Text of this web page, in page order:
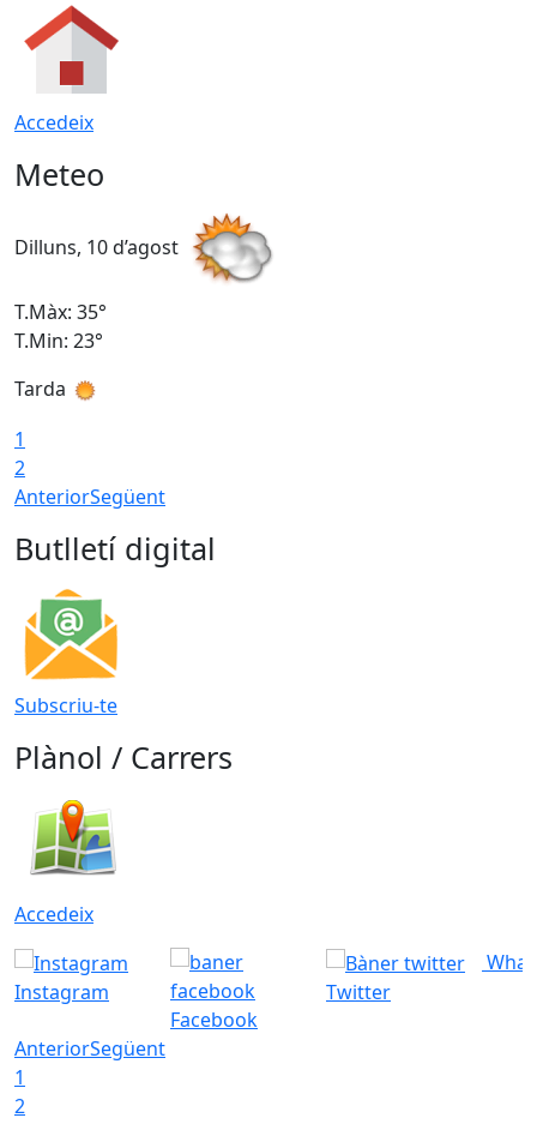
Accedeix
Meteo
Dilluns, 10 d’agost
T.Màx: 35°
T.Min: 23°
Tarda
1
2
AnteriorSegüent
Butlletí digital
Subscriu-te
Plànol / Carrers
Accedeix
Instagram
Facebook
Twitter
AnteriorSegüent
1
2